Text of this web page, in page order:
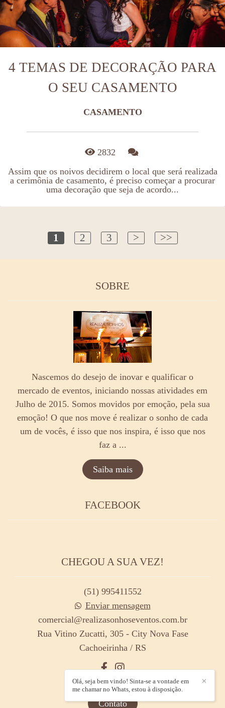
4 TEMAS DE DECORAÇÃO PARA
O SEU CASAMENTO
CASAMENTO
2832
Assim que os noivos decidirem o local que será realizada
a cerimônia de casamento, é preciso começar a procurar
uma decoração que seja de acordo...
1 2 3 > >>
SOBRE
Nascemos do desejo de inovar e qualificar o
mercado de eventos, iniciando nossas atividades em
Julho de 2015. Somos movidos por emoção, pela sua
emoção! O que nos move é realizar o sonho de cada
um de vocês, é isso que nos inspira, é isso que nos
faz a ...
Saiba mais
FACEBOOK
CHEGOU A SUA VEZ!
(51) 995411552
Enviar mensagem
comercial@realizasonhoseventos.com.br
Rua Vitino Zucatti, 305 - City Nova Fase
Cachoeirinha / RS
Contato
✕
Olá, seja bem vindo! Sinta-se a vontade em
me chamar no Whats, estou à disposição.